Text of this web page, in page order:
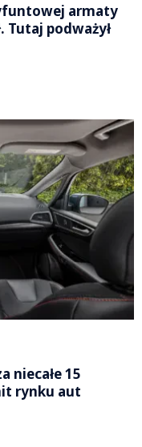
armaty
Tutaj podważył
niecałe 15
rynku aut